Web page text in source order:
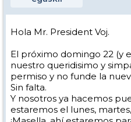
Hola Mr. President Voj.
El próximo domingo 22 (y
nuestro queridisimo y
permiso y no funde la
Sin falta.
Y nosotros ya hacemos
estaremos el lunes,